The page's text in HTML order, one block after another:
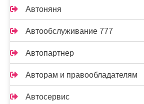
Автоняня
Автообслуживание 777
Автопартнер
Авторам и правообладателям
Автосервис